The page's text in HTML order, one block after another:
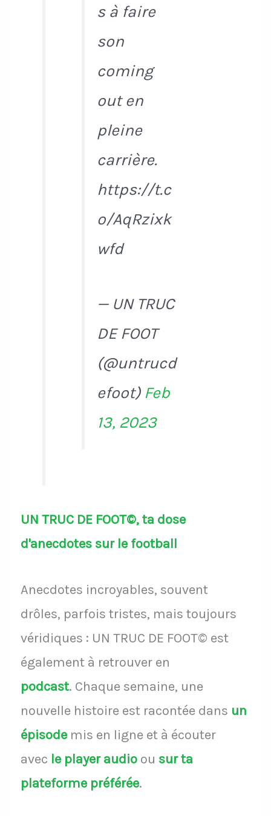
s à faire
son
coming
out en
pleine
carrière.
https://t.c
o/AqRzixk
wfd
— UN TRUC
DE FOOT
(@untrucd
efoot) Feb
13, 2023
UN TRUC DE FOOT©, ta dose
d'anecdotes sur le football
Anecdotes incroyables, souvent
drôles, parfois tristes, mais toujours
véridiques : UN TRUC DE FOOT© est
également à retrouver en
podcast. Chaque semaine, une
nouvelle histoire est racontée dans un
épisodemis en ligne et à écouter
avec le player audio ou sur ta
plateforme préférée.